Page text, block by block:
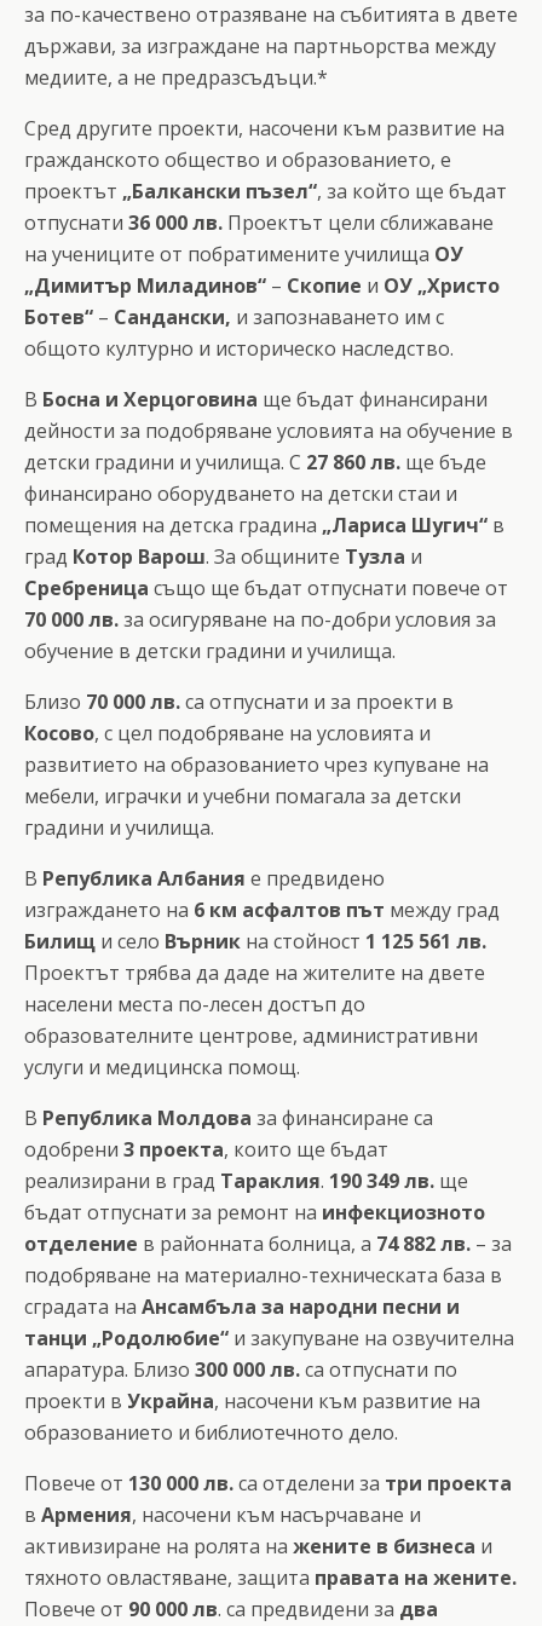
за по-качествено отразяване на събитията в двете
държави, за изграждане на партньорства между
медиите, а не предразсъдъци.*
Сред другите проекти, насочени към развитие на
гражданското общество и образованието, е
проектът „Балкански пъзел“, за който ще бъдат
отпуснати 36 000 лв. Проектът цели сближаване
на учениците от побратимените училища ОУ
„Димитър Миладинов“ – Скопие и ОУ „Христо
Ботев“ – Сандански, и запознаването им с
общото културно и историческо наследство.
В Босна и Херцоговина ще бъдат финансирани
дейности за подобряване условията на обучение в
детски градини и училища. С 27 860 лв. ще бъде
финансирано оборудването на детски стаи и
помещения на детска градина „Лариса Шугич“ в
град Котор Варош. За общините Тузла и
Сребреница също ще бъдат отпуснати повече от
70 000 лв.за осигуряване на по-добри условия за
обучение в детски градини и училища.
Близо 70 000 лв.са отпуснати и за проекти в
Косово, с цел подобряване на условията и
развитието на образованието чрез купуване на
мебели, играчки и учебни помагала за детски
градини и училища.
В Република Албания е предвидено
изграждането на 6 км асфалтов път между град
Билищ и село Върник на стойност 1 125 561 лв.
Проектът трябва да даде на жителите на двете
населени места по-лесен достъп до
образователните центрове, административни
услуги и медицинска помощ.
В Република Молдова за финансиране са
одобрени 3 проекта, които ще бъдат
реализирани в град Тараклия. 190 349 лв. ще
бъдат отпуснати за ремонт на инфекциозното
отделение в районната болница, а 74 882 лв. – за
подобряване на материално-техническата база в
сградата на Ансамбъла за народни песни и
танци „Родолюбие“ и закупуване на озвучителна
апаратура. Близо 300 000 лв.са отпуснати по
проекти в Украйна, насочени към развитие на
образованието и библиотечното дело.
Повече от 130 000 лв.са отделени за три проекта
в Армения, насочени към насърчаване и
активизиране на ролята на жените в бизнеса и
тяхното овластяване, защита правата на жените.
Повече от 90 000 лв. са предвидени за два